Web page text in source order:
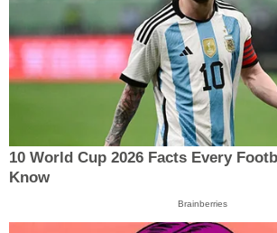
10 World Cup 2026 Facts Every
Know
Brainberries